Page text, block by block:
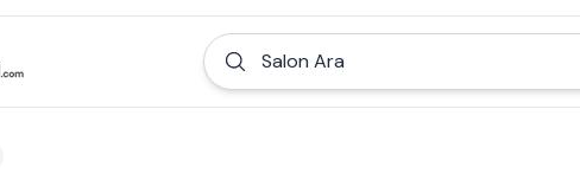
Salon Ara